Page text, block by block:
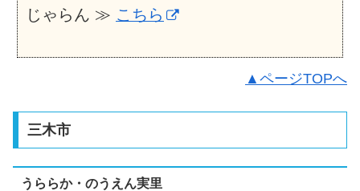
じゃらん ≫ こちら
▲ページTOPへ
三木市
うららか・のうえん実里